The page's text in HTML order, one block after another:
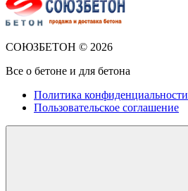
СОЮЗБЕТОН © 2026
Все о бетоне и для бетона
Политика конфиденциальности
Пользовательское соглашение